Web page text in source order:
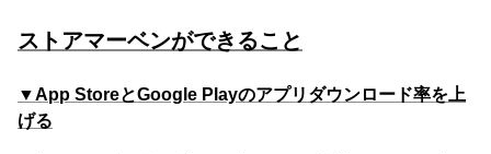
ストアマーベンができること
▼App StoreとGoogle Playのアプリダウンロード率を上
げる